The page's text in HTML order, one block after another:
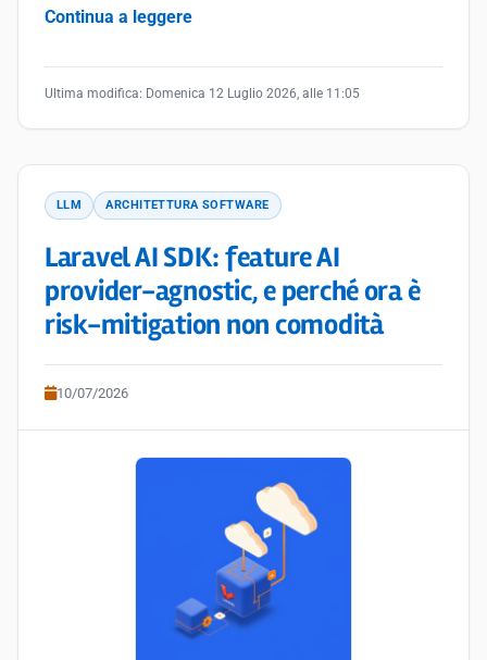
Continua a leggere
Ultima modifica: Domenica 12 Luglio 2026, alle 11:05
LLM ARCHITETTURA SOFTWARE
Laravel AI SDK: feature AI
provider-agnostic, e perché ora è
risk-mitigation non comodità
10/07/2026